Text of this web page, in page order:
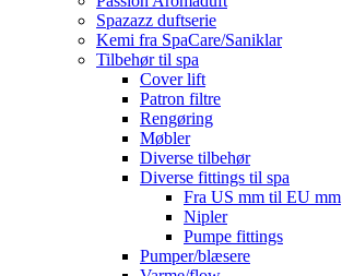
Spazazz duftserie
Kemi fra SpaCare/Saniklar
Tilbehør til spa
Cover lift
Patron filtre
Rengøring
Møbler
Diverse tilbehør
Diverse fittings til spa
Fra US mm til EU mm
Nipler
Pumpe fittings
Pumper/blæsere